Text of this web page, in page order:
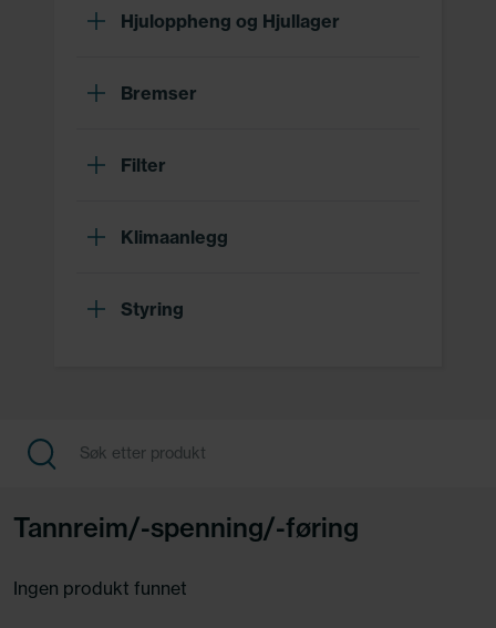
Hjuloppheng og Hjullager
Bremser
Filter
Klimaanlegg
Styring
Tannreim/-spenning/-føring
Ingen produkt funnet